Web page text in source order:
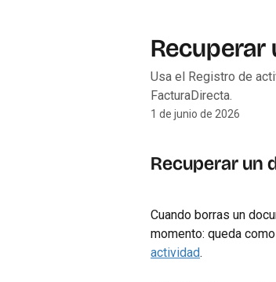
Usa el Registro de
FacturaDirecta.
1 de junio de 2026
Recuperar un
Cuando borras un
momento: queda como
actividad.